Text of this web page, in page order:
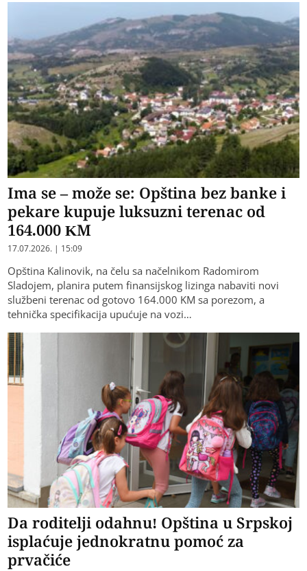
Ima se – može se: Opština bez banke i
pekare kupuje luksuzni terenac od
164.000 KM
17.07.2026. | 15:09
Opština Kalinovik, na čelu sa načelnikom Radomirom
Sladojem, planira putem finansijskog lizinga nabaviti novi
službeni terenac od gotovo 164.000 KM sa porezom, a
tehnička specifikacija upućuje na vozi…
Da roditelji odahnu! Opština u Srpskoj
isplaćuje jednokratnu pomoć za
prvačiće